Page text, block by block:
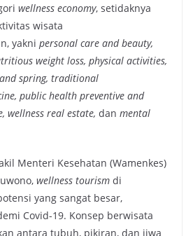
wellness economy, setidaknya
wisata
yakni personal care and beauty,
weight loss, physical activities,
spring, traditional
public health preventive and
wellness real estate, dan mental
Menteri Kesehatan (Wamenkes)
wellness tourism di
yang sangat besar,
Covid-19. Konsep berwisata
antara tubuh, pikiran, dan jiwa